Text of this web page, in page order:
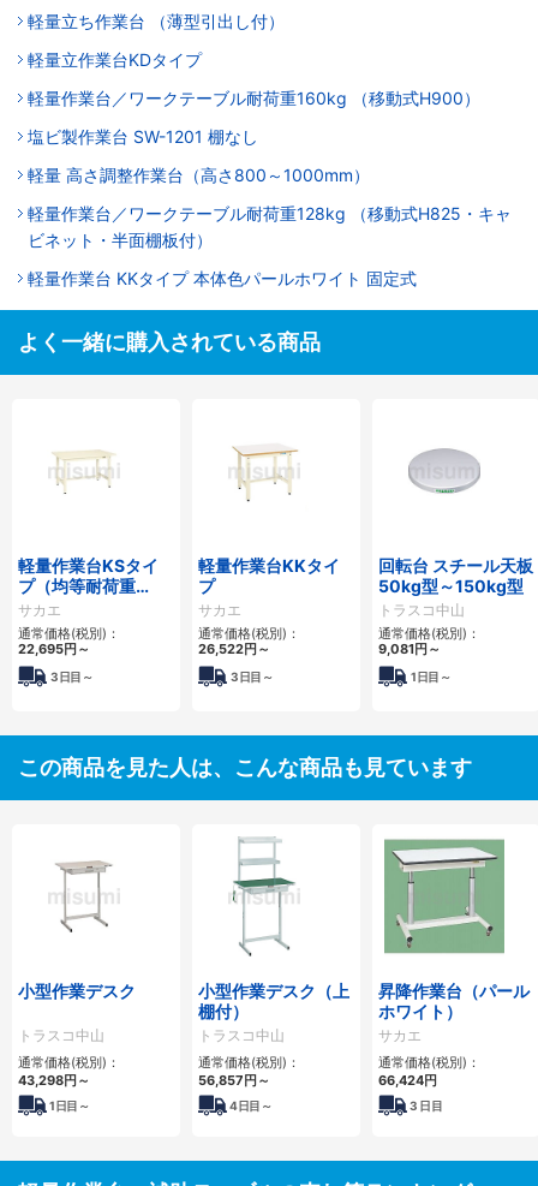
軽量立ち作業台 （薄型引出し付）
軽量立作業台KDタイプ
軽量作業台／ワークテーブル耐荷重160kg （移動式H900）
塩ビ製作業台 SW-1201 棚なし
軽量 高さ調整作業台（高さ800～1000mm）
軽量作業台／ワークテーブル耐荷重128kg （移動式H825・キャ
ビネット・半面棚板付）
軽量作業台 KKタイプ 本体色パールホワイト 固定式
よく一緒に購入されている商品
軽量作業台KSタイ
プ（均等耐荷重
300kg）
サカエ
通常価格(税別)：
22,695円 ～
3日目～
軽量作業台KKタイ
プ
サカエ
通常価格(税別)：
26,522円 ～
3日目～
回転台 スチール天板
50kg型～150kg型
トラスコ中山
通常価格(税別)：
9,081円 ～
1日目～
この商品を見た人は、こんな商品も見ています
小型作業デスク
トラスコ中山
通常価格(税別)：
43,298円 ～
1日目～
小型作業デスク（上
棚付）
トラスコ中山
通常価格(税別)：
56,857円 ～
4日目～
昇降作業台（パール
ホワイト）
サカエ
通常価格(税別)：
66,424円
3 日目